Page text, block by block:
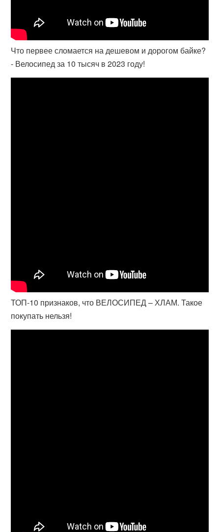
Что первее сломается на дешевом и дорогом байке?
- Велосипед за 10 тысяч в 2023 году!
ТОП-10 признаков, что ВЕЛОСИПЕД – ХЛАМ. Такое
покупать нельзя!